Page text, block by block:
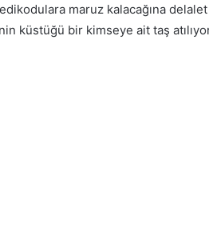
maruz kalacağına
küstüğü bir kimseye ait taş